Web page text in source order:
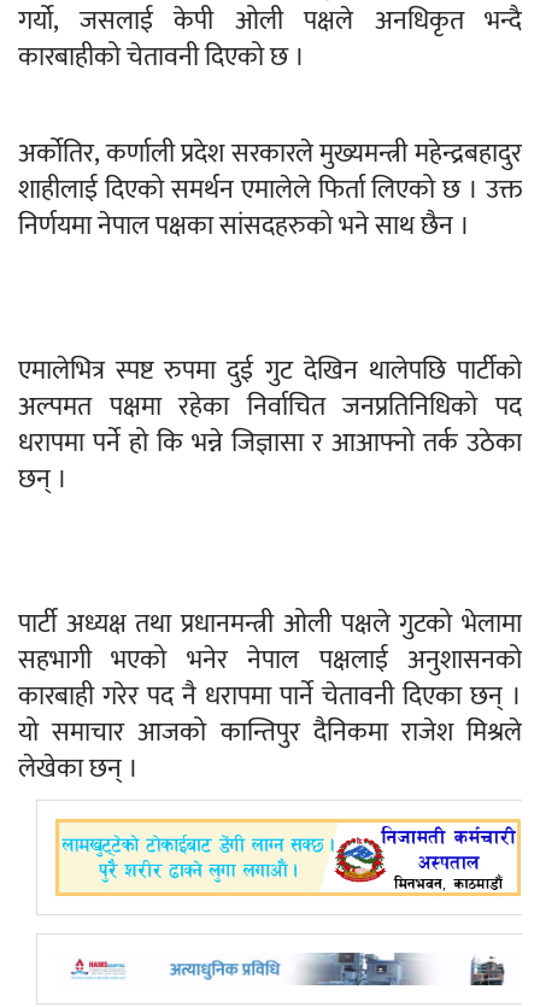
गर्यो, जसलाई केपी ओली पक्षले अनधिकृत भन्दै
कारबाहीको चेतावनी दिएको छ ।
अर्कोतिर, कर्णाली प्रदेश सरकारले मुख्यमन्त्री महेन्द्रबहादुर
शाहीलाई दिएको समर्थन एमालेले फिर्ता लिएको छ । उक्त
निर्णयमा नेपाल पक्षका सांसदहरुको भने साथ छैन ।
एमालेभित्र स्पष्ट रुपमा दुई गुट देखिन थालेपछि पार्टीको
अल्पमत पक्षमा रहेका निर्वाचित जनप्रतिनिधिको पद
धरापमा पर्ने हो कि भन्ने जिज्ञासा र आआफ्नो तर्क उठेका
छन् ।
पार्टी अध्यक्ष तथा प्रधानमन्त्री ओली पक्षले गुटको भेलामा
सहभागी भएको भनेर नेपाल पक्षलाई अनुशासनको
कारबाही गरेर पद नै धरापमा पार्ने चेतावनी दिएका छन् ।
यो समाचार आजको कान्तिपुर दैनिकमा राजेश मिश्रले
लेखेका छन् ।